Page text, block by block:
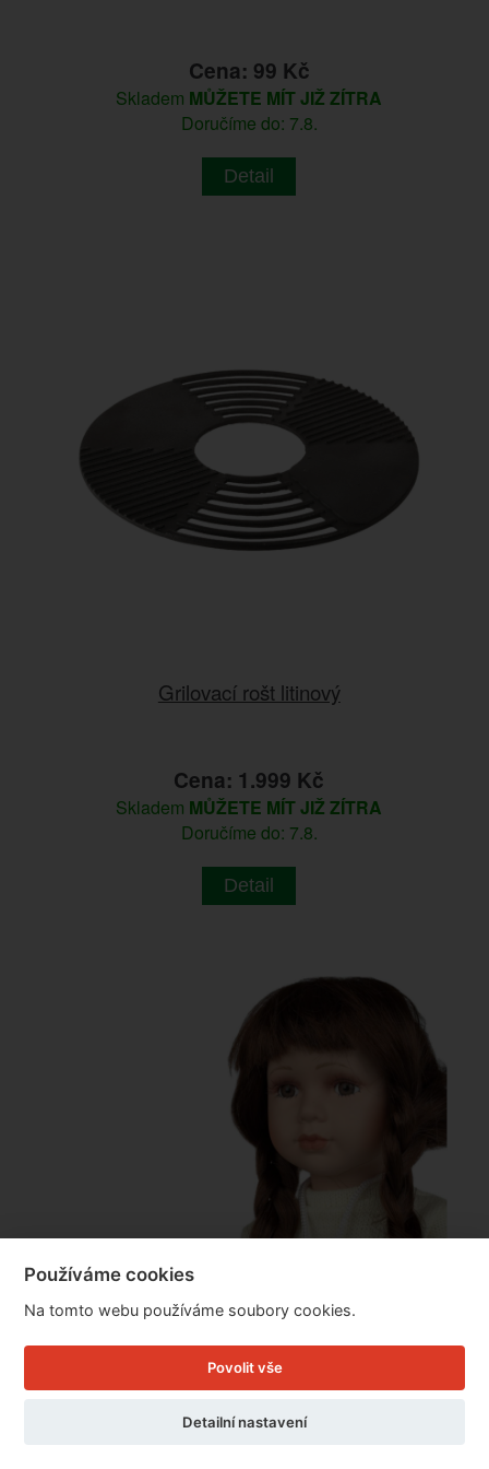
Cena: 99 Kč
Skladem MŮŽETE MÍT JIŽ ZÍTRA
Doručíme do: 7.8.
Detail
Grilovací rošt litinový
Cena: 1.999 Kč
Skladem MŮŽETE MÍT JIŽ ZÍTRA
Doručíme do: 7.8.
Detail
Porcelánová panenka Jana 45cm
Používáme cookies
Na tomto webu používáme soubory cookies.
Povolit vše
Detailní nastavení